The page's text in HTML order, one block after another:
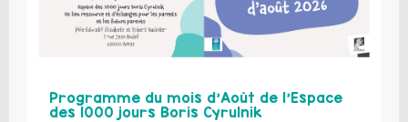
Programme du mois d’Août de l’Espace
des 1000 jours Boris Cyrulnik